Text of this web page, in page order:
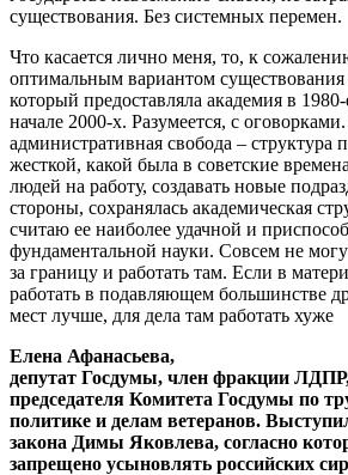
существования. Без системных перемен.
Что касается лично меня, то, к
оптимальным вариантом существования
который предоставляла академия в
начале 2000-х. Разумеется, с
административная свобода – структура
жесткой, какой была в советские
людей на работу, создавать новые
стороны, сохранялась академическая
считаю ее наиболее удачной и
фундаментальной науки. Совсем не могу
за границу и работать там. Если в
работать в подавляющем большинстве
мест лучше, для дела там работать хуже
Елена Афанасьева,
депутат Госдумы, член фракции ЛДПР,
председателя Комитета Госдумы по
политике и делам ветеранов.
закона Димы Яковлева, согласно
запрещено усыновлять российских